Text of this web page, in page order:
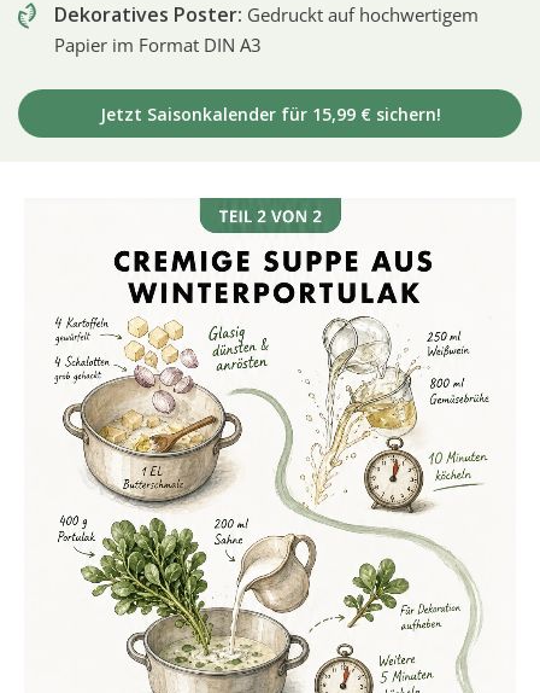
Dekoratives Poster: Gedruckt auf hochwertigem
Papier im Format DIN A3
Jetzt Saisonkalender für 15,99 € sichern!